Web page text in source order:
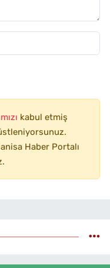
kabul etmiş
Haber Portalı